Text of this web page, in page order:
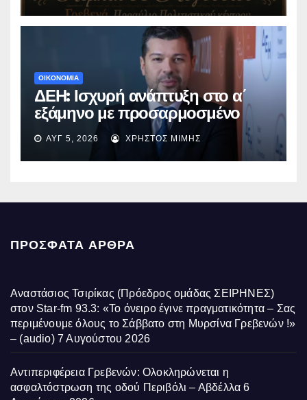
ΟΙΚΟΝΟΜΙΑ
ΔΕΗ: Ισχυρή ανάπτυξη στο α΄
εξάμηνο με προσαρμοσμένο
EBITDA στα €1,2 δισ.
ΑΥΓ 5, 2026 ΧΡΉΣΤΟΣ ΜΊΜΗΣ
ΠΡΌΣΦΑΤΑ ΆΡΘΡΑ
Αναστάσιος Τσιρίκας (Πρόεδρος ομάδας ΣΕΙΡΗΝΕΣ)
στον Star-fm 93.3: «Το όνειρο έγινε πραγματικότητα – Σας
περιμένουμε όλους το Σάββατο στη Μυρσίνα Γρεβενών !»
– (audio) 7 Αυγούστου 2026
Αντιπεριφέρεια Γρεβενών: Ολοκληρώνεται η
ασφαλτόστρωση της οδού Περιβόλι – Αβδέλλα 6